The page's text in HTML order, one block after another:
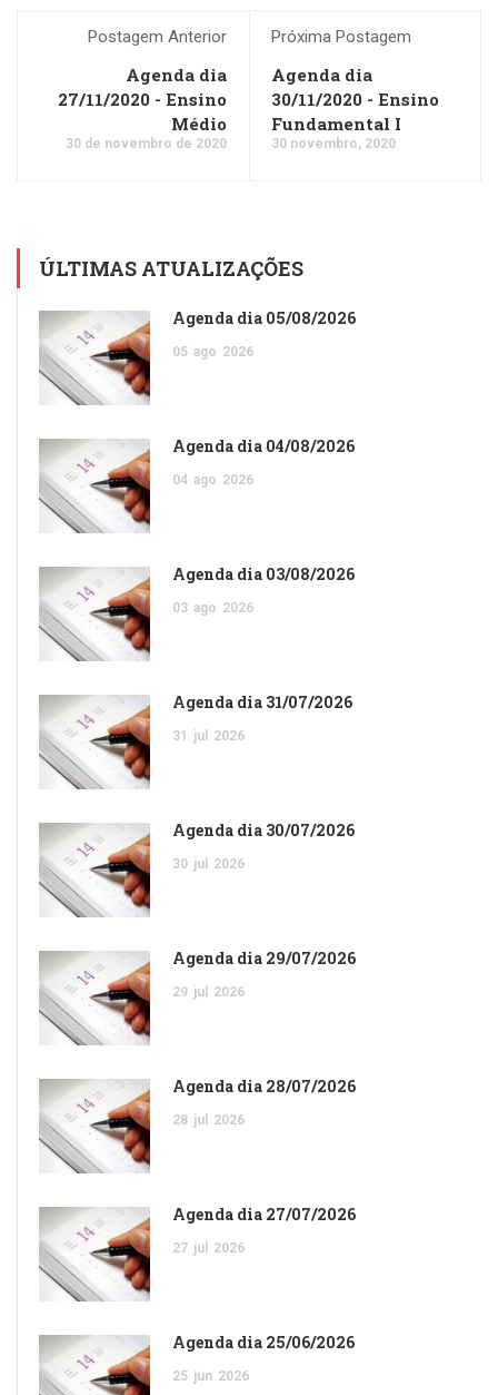
Postagem Anterior
Agenda dia
27/11/2020 - Ensino
Médio
30 de novembro de 2020
Próxima Postagem
Agenda dia
30/11/2020 - Ensino
Fundamental I
30 novembro, 2020
ÚLTIMAS ATUALIZAÇÕES
Agenda dia 05/08/2026
05 ago 2026
Agenda dia 04/08/2026
04 ago 2026
Agenda dia 03/08/2026
03 ago 2026
Agenda dia 31/07/2026
31 jul 2026
Agenda dia 30/07/2026
30 jul 2026
Agenda dia 29/07/2026
29 jul 2026
Agenda dia 28/07/2026
28 jul 2026
Agenda dia 27/07/2026
27 jul 2026
Agenda dia 25/06/2026
25 jun 2026